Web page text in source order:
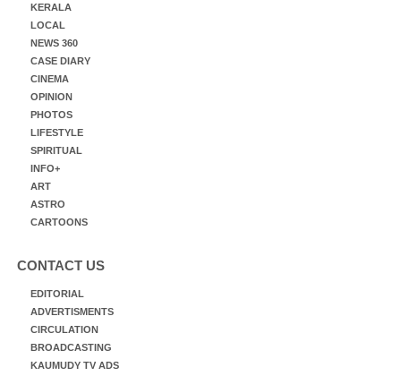
KERALA
LOCAL
NEWS 360
CASE DIARY
CINEMA
OPINION
PHOTOS
LIFESTYLE
SPIRITUAL
INFO+
ART
ASTRO
CARTOONS
CONTACT US
EDITORIAL
ADVERTISMENTS
CIRCULATION
BROADCASTING
KAUMUDY TV ADS